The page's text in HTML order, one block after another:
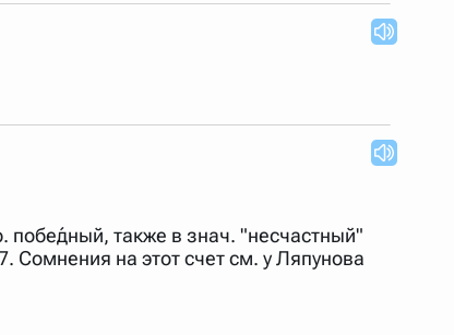
побе́дный, также в знач. "несчастный"
Сомнения на этот счет см. у Ляпунова